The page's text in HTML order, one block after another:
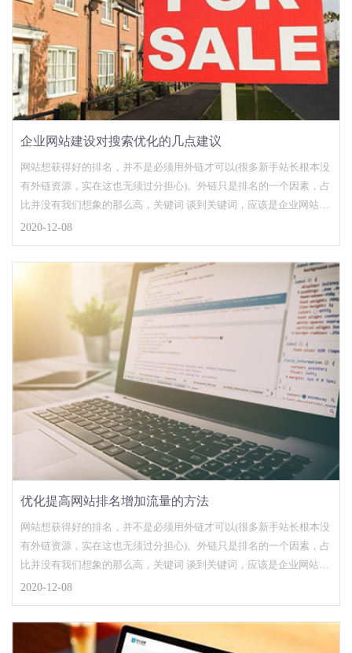
企业网站建设对搜索优化的几点建议
网站想获得好的排名，并不是必须用外链才可以(很多新手站长根本没
有外链资源，实在这也无须过分担心)。外链只是排名的一个因素，占
比并没有我们想象的那么高，关键词 谈到关键词，应该是企业网站的
优化核心，和其他关键词比较，企业网站的关键词有时候是选择的，
2020-12-08
优化提高网站排名增加流量的方法
网站想获得好的排名，并不是必须用外链才可以(很多新手站长根本没
有外链资源，实在这也无须过分担心)。外链只是排名的一个因素，占
比并没有我们想象的那么高，关键词 谈到关键词，应该是企业网站的
优化核心，和其他关键词比较，企业网站的关键词有时候是选择的，
2020-12-08